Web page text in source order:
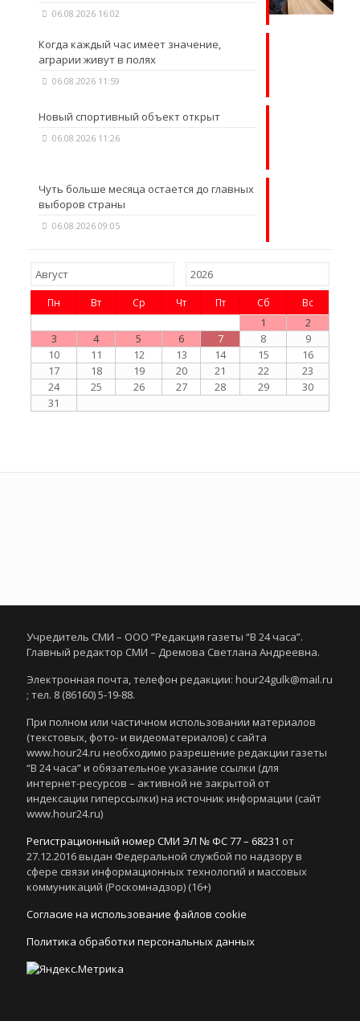
06.08.2026 16:02
Когда каждый час имеет значение,
аграрии живут в полях
06.08.2026 11:59
Новый спортивный объект открыт
06.08.2026 11:26
Чуть больше месяца остается до главных
выборов страны
06.08.2026 09:05
Пн Вт Ср Чт Пт Сб Вс
1
2
3
4 5 6 7 8
9
10
11 12 13 14 15
16
17
18 19 20 21 22
23
24
25 26 27 28 29
30
31
Учредитель СМИ – ООО “Редакция газеты “В 24 часа”.
Главный редактор СМИ – Дремова Светлана Андреевна.
Электронная почта, телефон редакции: hour24gulk@mail.ru
; тел. 8 (86160) 5-19-88.
При полном или частичном использовании материалов
(текстовых, фото- и видеоматериалов) с сайта
www.hour24.ru необходимо разрешение редакции газеты
“В 24 часа” и обязательное указание ссылки (для
интернет-ресурсов – активной не закрытой от
индексации гиперссылки) на источник информации (сайт
www.hour24.ru)
Регистрационный номер СМИ ЭЛ № ФС 77 – 68231 от
27.12.2016 выдан Федеральной службой по надзору в
сфере связи информационных технологий и массовых
коммуникаций (Роскомнадзор) (16+)
Согласие на использование файлов cookie
Политика обработки персональных данных